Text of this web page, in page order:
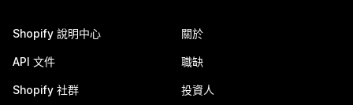
Shopify 說明中心
API 文件
Shopify 社群
關於
職缺
投資人